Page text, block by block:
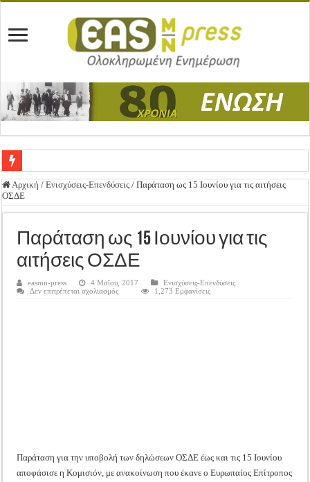
Ένωση Μεσολογγίου: Συγχαρητήρια Επιστολή προς Δήμο Μεσολογγίου
ΕΝΩΣΗ ΜΕΣΟΛΟΓΓΙΟΥ: ΕΚΛΟΓΙΚΗ ΓΕΝΙΚΗ ΣΥΝΕΛΕΥΣΗ
Δημοσιεύτηκε η Προδημοσίευση της Πρόσκλησης Σχεδίων Βελτίωσης
Ανακοίνωση: Επιστροφή ΦΠΑ
Καλά Χριστούγεννα! Καλή Χρονιά!
Αρχική / Ενισχύσεις-Επενδύσεις / Παράταση ως 15 Ιουνίου για τις αιτήσεις
ΟΣΔΕ
Παράταση ως 15 Ιουνίου για τις
αιτήσεις ΟΣΔΕ
easmn-press 4 Μαΐου, 2017
Ενισχύσεις-Επενδύσεις
Δεν επιτρέπεται σχολιασμόςστο
1,273 Εμφανίσεις
Παράταση για την υποβολή των δηλώσεων ΟΣΔΕ έως και τις 15 Ιουνίου
αποφάσισε η Κομισιόν, με ανακοίνωση που έκανε ο Ευρωπαίος Επίτροπος